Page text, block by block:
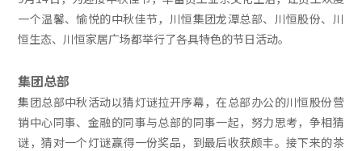
一个温馨、愉悦的中秋佳节，川恒集团龙潭总部、川恒股份、川
恒生态、川恒家居广场都举行了各具特色的节日活动。
集团总部
集团总部中秋活动以猜灯谜拉开序幕，在总部办公的川恒股份营
销中心同事、金融的同事与总部的同事一起，努力思考，争相猜
谜，猜对一个灯谜赢得一份奖品，到最后收获颇丰。接下来的茶